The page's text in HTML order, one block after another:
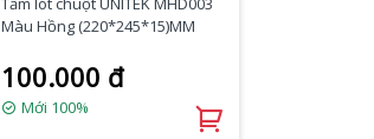
Màu Hồng (220*245*15)MM
100.000 đ
Mới 100%